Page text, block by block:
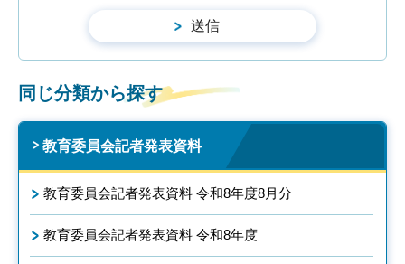
同じ分類から探す
教育委員会記者発表資料
教育委員会記者発表資料 令和8年度8月分
教育委員会記者発表資料 令和8年度